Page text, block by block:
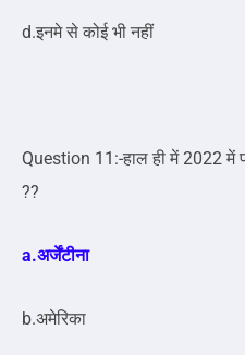
d.इनमे से कोई भी नहीं
Question 11:-हाल ही में 2022 में
??
a.अर्जेंटीना
b.अमेरिका